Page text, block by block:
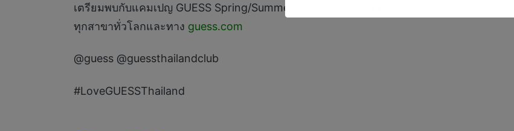
เตรียมพบกับแคมเปญ GUESS Spring/Summer 2026 พร้อมกันทั่วโลกในเดือนกุมภาพันธ์
ทุกสาขาทั่วโลกและทาง guess.com
@guess @guessthailandclub
#LoveGUESSThailand